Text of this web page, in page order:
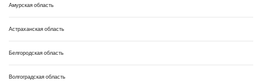
Амурская область
Астраханская область
Белгородская область
Волгоградская область